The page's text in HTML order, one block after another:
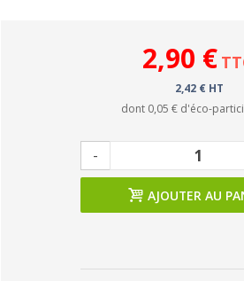
2,90 €
2,42 € HT
dont 0,05 € d'éco-
-
AJOUTER AU